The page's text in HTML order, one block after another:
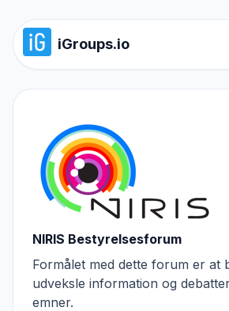
iGroups.io
NIRIS Bestyrelsesforum
Formålet med dette forum er at
udveksle information og
emner.